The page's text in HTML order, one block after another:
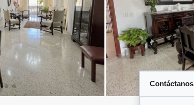
Contáctanos